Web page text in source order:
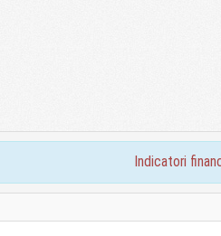
indicatori